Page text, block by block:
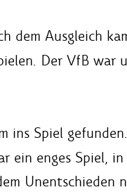
dem Ausgleich
Der VfB war
ins Spiel
ein enges Spiel,
Unentschieden